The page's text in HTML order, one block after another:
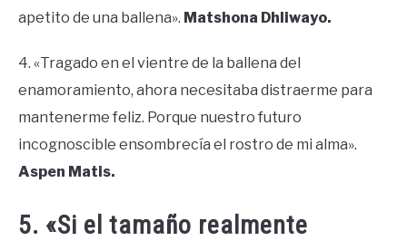
apetito de una ballena». Matshona Dhliwayo.
4. «Tragado en el vientre de la ballena del
enamoramiento, ahora necesitaba distraerme para
mantenerme feliz. Porque nuestro futuro
incognoscible ensombrecía el rostro de mi alma».
Aspen Matis.
5. «Si el tamaño realmente